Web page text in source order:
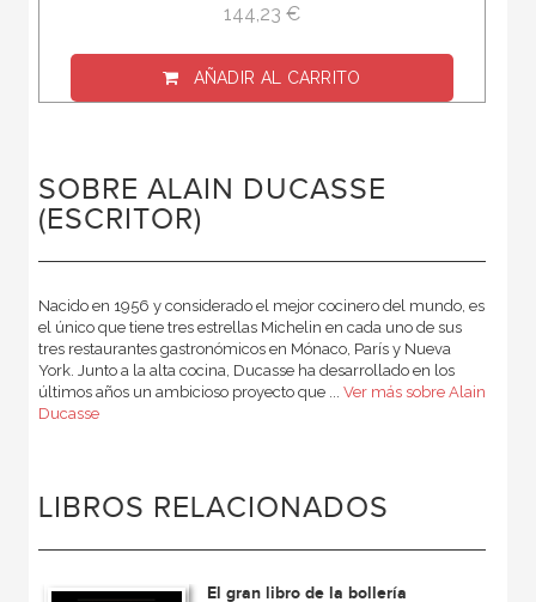
144,23 €
AÑADIR AL CARRITO
SOBRE ALAIN DUCASSE
(ESCRITOR)
Nacido en 1956 y considerado el mejor cocinero del mundo, es
el único que tiene tres estrellas Michelin en cada uno de sus
tres restaurantes gastronómicos en Mónaco, París y Nueva
York. Junto a la alta cocina, Ducasse ha desarrollado en los
últimos años un ambicioso proyecto que ... Ver más sobre Alain
Ducasse
LIBROS RELACIONADOS
El gran libro de la bollería